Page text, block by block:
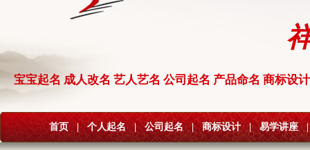
宝宝起名 成人改名 艺人艺名 公司起名 产品命名 商标设计
首页 | 个人起名 | 公司起名 | 商标设计 | 易学讲座 |